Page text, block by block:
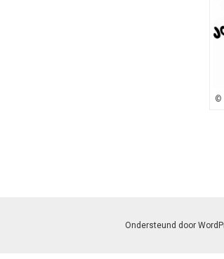
©
Ondersteund door